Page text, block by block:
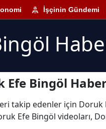
Ağrı
Artvin
Aydın
İşçinin Gündemi
Efe Bingöl
takip edenler için
Efe Bingöl videoları,